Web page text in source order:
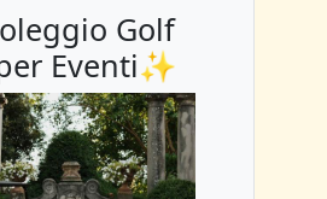
Golf
Eventi✨